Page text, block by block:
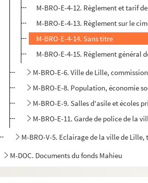
M-BRO-E-4-12. Règlement et tarif
M-BRO-E-4-13. Règlement sur le
M-BRO-E-4-14. Sans titre
M-BRO-E-4-15. Règlement général
M-BRO-E-6. Ville de Lille,
M-BRO-E-8. Population, économie
M-BRO-E-9. Salles d'asile et écoles
M-BRO-E-11. Garde de police de la
M-BRO-V-5. Eclairage de la ville de
M-DOC. Documents du fonds Mahieu